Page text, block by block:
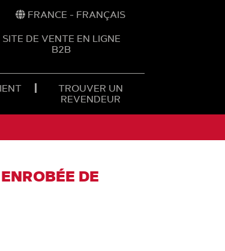
FRANCE - FRANÇAIS
SITE DE VENTE EN LIGNE
B2B
TROUVER UN
REVENDEUR
DE